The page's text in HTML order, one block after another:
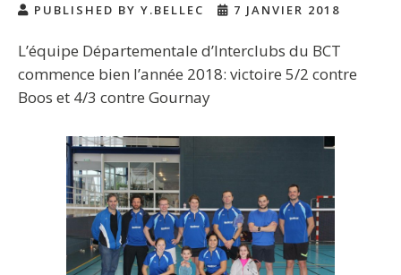
PUBLISHED BY Y.BELLEC 7 JANVIER 2018
L’équipe Départementale d’Interclubs du BCT
commence bien l’année 2018: victoire 5/2 contre
Boos et 4/3 contre Gournay